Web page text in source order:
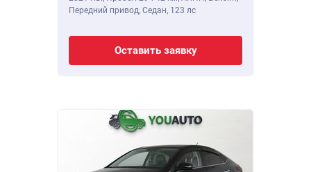
Передний привод, Седан, 123 лс
Оставить заявку